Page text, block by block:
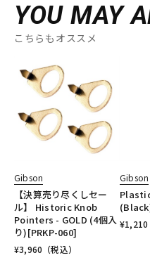
YOU MAY
こちらもオススメ
Gibson
【決算売り尽くしセー
ル】 Historic Knob
Pointers - GOLD (4個入
り)[PRKP-060]
¥3,960 （税込）
Gibson
¥1,210